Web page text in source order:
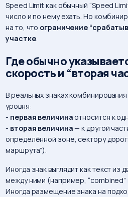
Speed Limit как обычный “Speed
число и по нему ехать. Но
на то, что ограничение
участке.
Где обычно
скорость и “вторая
В реальных знаках
уровня:
- первая величина относится к
- вторая величина— к другой
определённой зоне, сектору
маршрута”).
Иногда знак выглядит как текст из
между ними (например, “combined”
Иногда размещение знака на